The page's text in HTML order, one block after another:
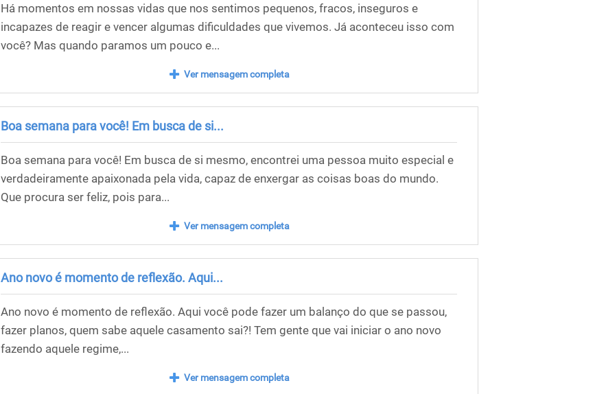
Há momentos em nossas vidas que nos sentimos pequenos, fracos, inseguros e
incapazes de reagir e vencer algumas dificuldades que vivemos. Já aconteceu isso com
você? Mas quando paramos um pouco e...
Ver mensagem completa
Boa semana para você! Em busca de si...
Boa semana para você! Em busca de si mesmo, encontrei uma pessoa muito especial e
verdadeiramente apaixonada pela vida, capaz de enxergar as coisas boas do mundo.
Que procura ser feliz, pois para...
Ver mensagem completa
Ano novo é momento de reflexão. Aqui...
Ano novo é momento de reflexão. Aqui você pode fazer um balanço do que se passou,
fazer planos, quem sabe aquele casamento sai?! Tem gente que vai iniciar o ano novo
fazendo aquele regime,...
Ver mensagem completa